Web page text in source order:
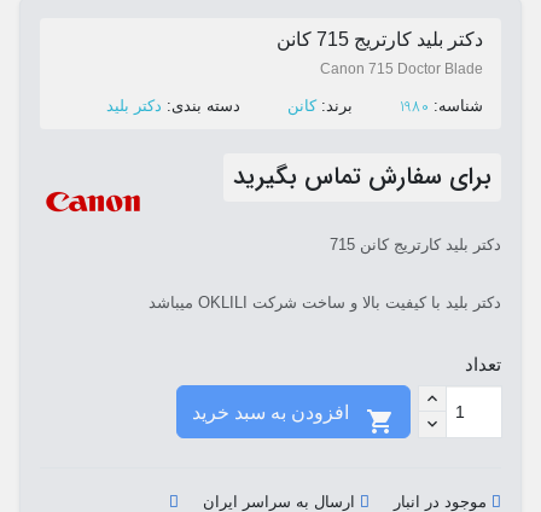
دکتر بلید کارتریج 715 کانن
Canon 715 Doctor Blade
ﺷﻨﺎﺳﻪ: 1980 ﺑﺮﻧﺪ: کانن ﺩﺳﺘﻪ ﺑﻨﺪی: دکتر بلید
برای سفارش تماس بگیرید
دکتر بلید کارتریج کانن 715
دکتر بلید با کیفیت بالا و ساخت شرکت OKLILI میباشد
تعداد

موجود در انبار
ارسال به سراسر ایران